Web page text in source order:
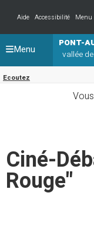
Aide
Accessibilité Menu
PONT-
vallée
Ecoutez
Menu
Ciné-
Rouge"